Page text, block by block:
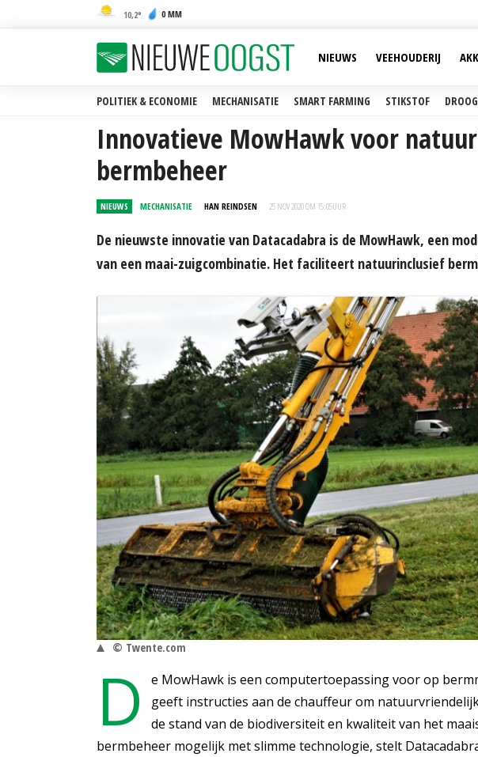
10,2 0 MM
POLITIEK & ECONOMIE MECHANISATIE SMART FARMING STIKSTOF
NIEUWS VEEHOUDERIJ
Innovatieve MowHawk voor
bermbeheer
NIEUWS MECHANISATIE HAN REINDSEN 25 NOV 2020 OM 15:05UUR
De nieuwste innovatie van Datacadabra is de MowHawk, een
van een maai-zuigcombinatie. Het faciliteert natuurinclusief
© Twente.com
D
e MowHawk is een computertoepassing voor op
geeft instructies aan de chauffeur om
de stand van de biodiversiteit en kwaliteit van het
bermbeheer mogelijk met slimme technologie, stelt